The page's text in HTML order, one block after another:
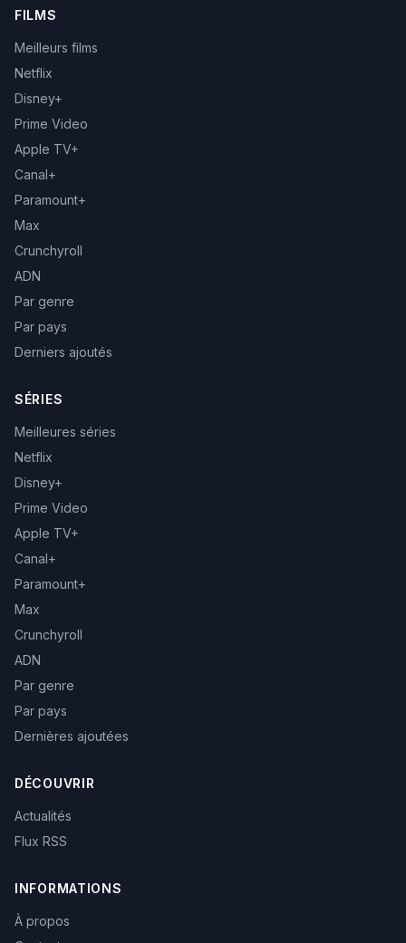
FILMS
Meilleurs films
Netflix
Disney+
Prime Video
Apple TV+
Canal+
Paramount+
Max
Crunchyroll
ADN
Par genre
Par pays
Derniers ajoutés
SÉRIES
Meilleures séries
Netflix
Disney+
Prime Video
Apple TV+
Canal+
Paramount+
Max
Crunchyroll
ADN
Par genre
Par pays
Dernières ajoutées
DÉCOUVRIR
Actualités
Flux RSS
INFORMATIONS
À propos